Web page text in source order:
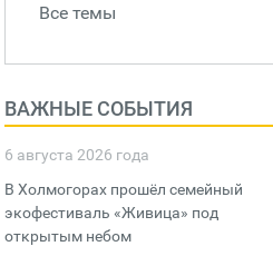
Все темы
ВАЖНЫЕ СОБЫТИЯ
6 августа 2026 года
В Холмогорах прошёл семейный
экофестиваль «Живица» под
открытым небом